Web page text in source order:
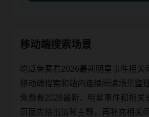
移动端搜索场景
吃瓜免费看2026最新明星事件相关
移动端搜索和站内连续阅读场景整
免费看2026最新、明星事件和相关
页面先给出清晰主题，再补充相关